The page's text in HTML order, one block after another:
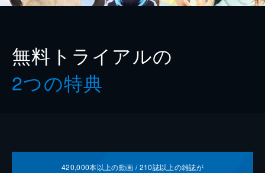
無料トライアルの
2つの特典
420,000本以上の動画 /210誌以上の雑誌が